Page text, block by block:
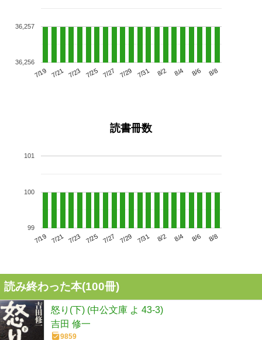
7/19 7/21 7/23 7/25 7/27 7/29 7/31 8/2 8/4 8/6 8/8
36,256
36,257
読書冊数
7/19 7/21 7/23 7/25 7/27 7/29 7/31 8/2 8/4 8/6 8/8
99
100
101
読み終わった本(100冊)
怒り(下) (中公文庫 よ 43-3)
吉田 修一
9859